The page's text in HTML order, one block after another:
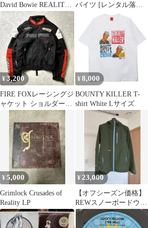
David Bowie REALITY
Lサイズ バンドT
バイツ [レンタル落ち]
¥3,200
FIRE FOXレーシングジ
ャケット ショルダーパ
ッド エルボーパッド ラ
イダー
¥ 8,000
BOUNTY KILLER T-
shirt White Lサイズ
¥5,000
Grimlock Crusades of
Reality LP
¥ 23,000
【オフシーズン価格】
REWスノーボードウェ
ア（ジャケット）‼️